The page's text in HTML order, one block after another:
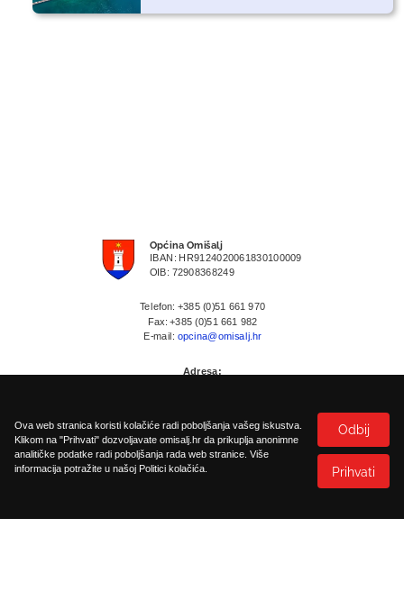
Općina Omišalj
IBAN: HR9124020061830100009
OIB: 72908368249
Telefon: +385 (0)51 661 970
Fax: +385 (0)51 661 982
E-mail: opcina@omisalj.hr
Adresa:
Politika kolačića
©2026
Ova web stranica koristi kolačiće radi poboljšanja vašeg iskustva.
Klikom na "Prihvati" dozvoljavate omisalj.hr da prikuplja anonimne
analitičke podatke radi poboljšanja rada web stranice. Više
informacija potražite u našoj Politici kolačića.
Odbij
Prihvati